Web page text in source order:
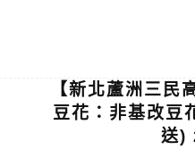
【新北蘆洲三民
豆花：非基改豆
送)